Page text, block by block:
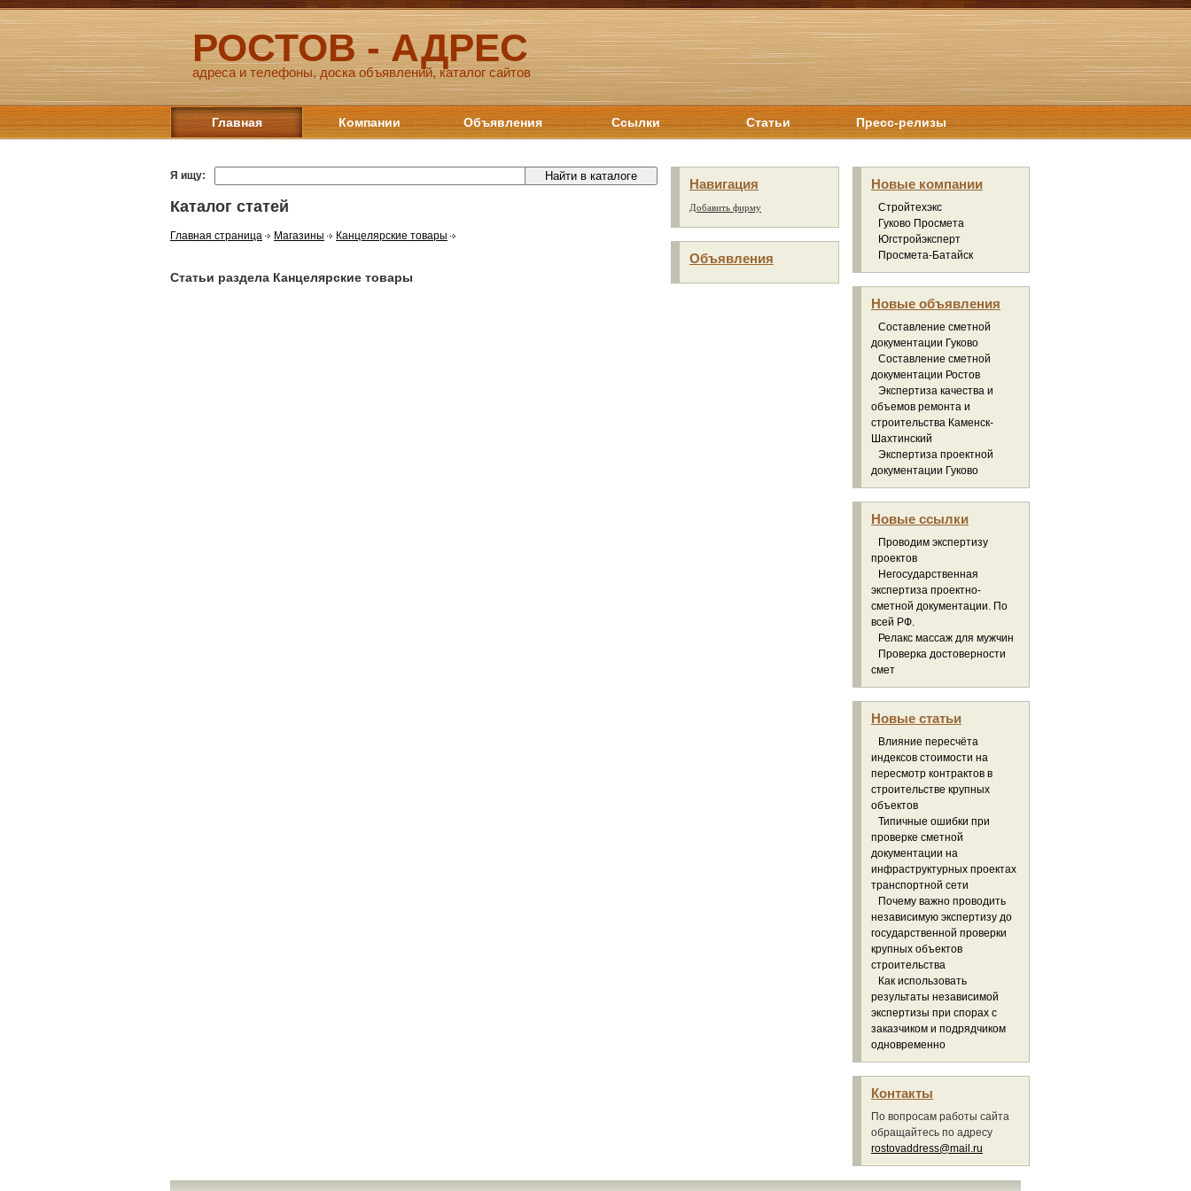
РОСТОВ - АДРЕС
адреса и телефоны, доска объявлений, каталог сайтов
Главная Компании Объявления Ссылки Статьи Пресс-релизы
Я ищу:
Каталог статей
Главная страница Магазины Канцелярские товары
Статьи раздела Канцелярские товары
Навигация
Добавить фирму
Объявления
Новые компании
Стройтехэкс
Гуково Просмета
Югстройэксперт
Просмета-Батайск
Новые объявления
Составление сметной
документации Гуково
Составление сметной
документации Ростов
Экспертиза качества и
объемов ремонта и
строительства Каменск-
Шахтинский
Экспертиза проектной
документации Гуково
Новые ссылки
Проводим экспертизу
проектов
Негосударственная
экспертиза проектно-
сметной документации. По
всей РФ.
Релакс массаж для мужчин
Проверка достоверности
смет
Новые статьи
Влияние пересчёта
индексов стоимости на
пересмотр контрактов в
строительстве крупных
объектов
Типичные ошибки при
проверке сметной
документации на
инфраструктурных проектах
транспортной сети
Почему важно проводить
независимую экспертизу до
государственной проверки
крупных объектов
строительства
Как использовать
результаты независимой
экспертизы при спорах с
заказчиком и подрядчиком
одновременно
Контакты
По вопросам работы сайта
обращайтесь по адресу
rostovaddress@mail.ru